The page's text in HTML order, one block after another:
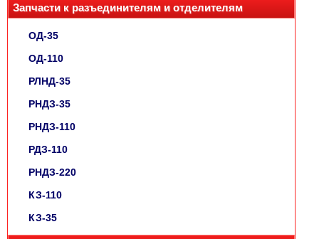
Запчасти к разъединителям и отделителям
ОД-35
ОД-110
РЛНД-35
РНДЗ-35
РНДЗ-110
РДЗ-110
РНДЗ-220
КЗ-110
КЗ-35